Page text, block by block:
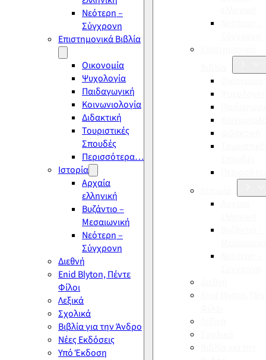
Νεότερη –
Σύγχρονη
Επιστημονικά Βιβλία
Οικονομία
Ψυχολογία
Παιδαγωγική
Κοινωνιολογία
Διδακτική
Τουριστικές
Σπουδές
Περισσότερα…
Ιστορία
Αρχαία
ελληνική
Βυζάντιο –
Μεσαιωνική
Νεότερη –
Σύγχρονη
Διεθνή
Enid Blyton, Πέντε
Φίλοι
Λεξικά
Σχολικά
Βιβλία για την Άνδρο
Νέες Εκδόσεις
Υπό Έκδοση